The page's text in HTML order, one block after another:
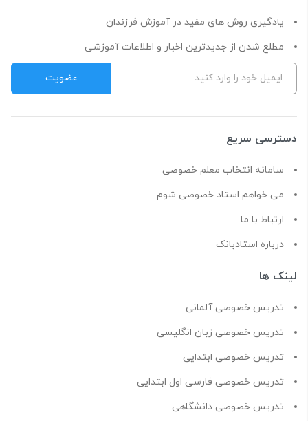
یادگیری روش های مفید در آموزش فرزندان
مطلع شدن از جدیدترین اخبار و اطلاعات آموزشی
دسترسی سریع
سامانه انتخاب معلم خصوصی
می خواهم استاد خصوصی شوم
ارتباط با ما
درباره استادبانک
لینک ها
تدریس خصوصی آلمانی
تدریس خصوصی زبان انگلیسی
تدریس خصوصی ابتدایی
تدریس خصوصی فارسی اول ابتدایی
تدریس خصوصی دانشگاهی